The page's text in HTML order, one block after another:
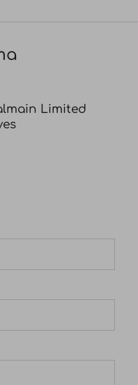
прическа
Limited